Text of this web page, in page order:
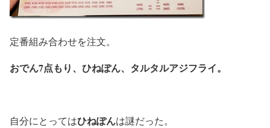
定番組み合わせを注文。
おでん7点もり、ひねぽん、タルタルアジフライ。
自分にとってはひねぽんは謎だった。